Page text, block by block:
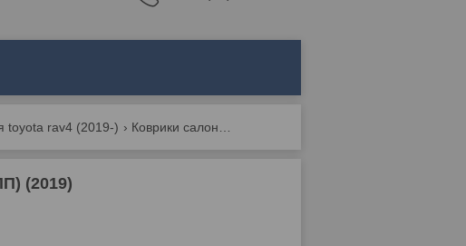
toyota rav4 (2019-)
(2019)